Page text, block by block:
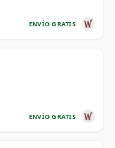
ENVÍO GRATIS
ENVÍO GRATIS